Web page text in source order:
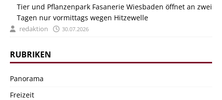
Tier und Pflanzenpark Fasanerie Wiesbaden öffnet an zwei
Tagen nur vormittags wegen Hitzewelle
redaktion 30.07.2026
RUBRIKEN
Panorama
Freizeit